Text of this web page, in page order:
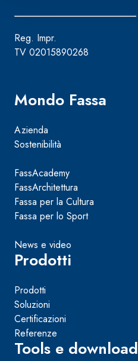
Reg. Impr.
TV 02015890268
Mondo Fassa
Azienda
Sostenibilità
FassAcademy
FassArchitettura
Fassa per la Cultura
Fassa per lo Sport
News e video
Prodotti
Prodotti
Soluzioni
Certificazioni
Referenze
Tools e download